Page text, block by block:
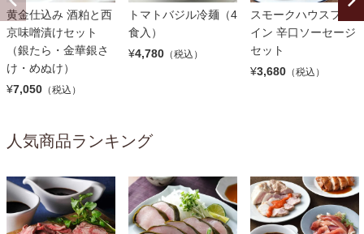
黄金仕込み 酒粕と西
京味噌漬けセット
（銀たら・金華銀さ
け・めぬけ）
¥7,050 （税込）
トマトバジル冷麺（4
食入）
¥4,780 （税込）
スモークハウスファ
イン 辛口ソーセージ
セット
¥3,680 （税込）
人気商品ランキング